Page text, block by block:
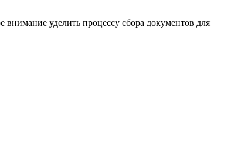
внимание уделить процессу сбора документов для